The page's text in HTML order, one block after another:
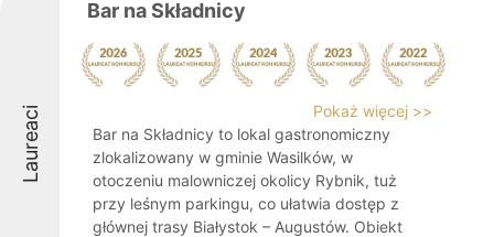
Laureaci
Bar na Składnicy
Pokaż więcej >>
Bar na Składnicy to lokal gastronomiczny
zlokalizowany w gminie Wasilków, w
otoczeniu malowniczej okolicy Rybnik, tuż
przy leśnym parkingu, co ułatwia dostęp z
głównej trasy Białystok – Augustów. Obiekt